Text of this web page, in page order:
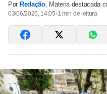
Por Redação, Materia destacada
03/06/2026, 14:05•1 min de leitura